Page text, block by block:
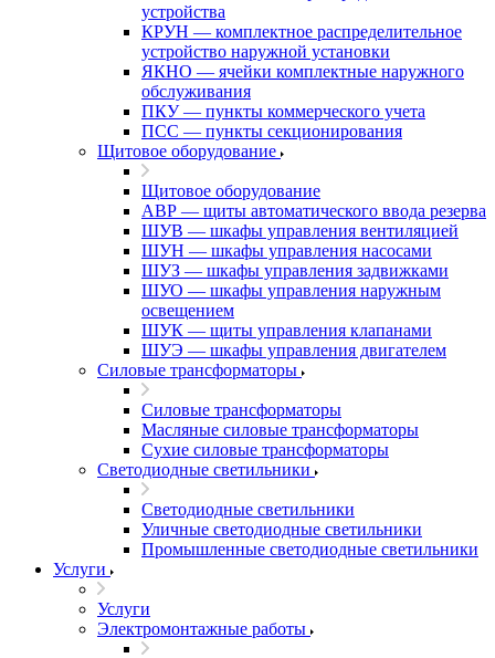
устройства
КРУН — комплектное распределительное
устройство наружной установки
ЯКНО — ячейки комплектные наружного
обслуживания
ПКУ — пункты коммерческого учета
ПСС — пункты секционирования
Щитовое оборудование
Щитовое оборудование
АВР — щиты автоматического ввода резерва
ШУВ — шкафы управления вентиляцией
ШУН — шкафы управления насосами
ШУЗ — шкафы управления задвижками
ШУО — шкафы управления наружным
освещением
ШУК — щиты управления клапанами
ШУЭ — шкафы управления двигателем
Силовые трансформаторы
Силовые трансформаторы
Масляные силовые трансформаторы
Сухие силовые трансформаторы
Светодиодные светильники
Светодиодные светильники
Уличные светодиодные светильники
Промышленные светодиодные светильники
Услуги
Услуги
Электромонтажные работы